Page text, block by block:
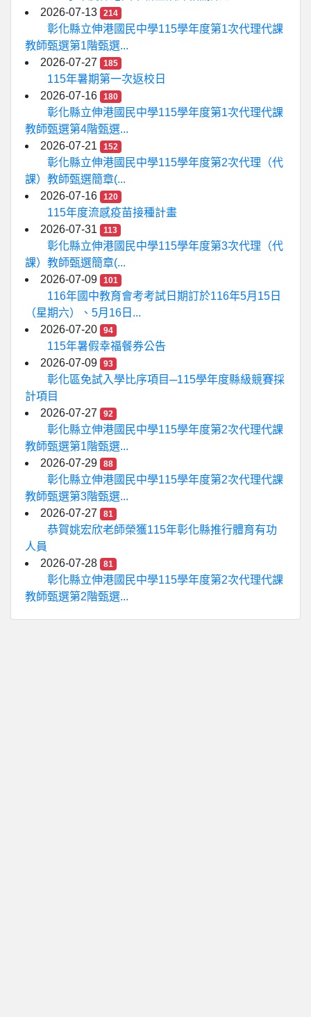
2026-07-13
214
彰化縣立伸港國民中學115學年度第1次代理代課
教師甄選第1階甄選...
2026-07-27
185
115年暑期第一次返校日
2026-07-16
180
彰化縣立伸港國民中學115學年度第1次代理代課
教師甄選第4階甄選...
2026-07-21
152
彰化縣立伸港國民中學115學年度第2次代理（代
課）教師甄選簡章(...
2026-07-16
120
115年度流感疫苗接種計畫
2026-07-31
113
彰化縣立伸港國民中學115學年度第3次代理（代
課）教師甄選簡章(...
2026-07-09
101
116年國中教育會考考試日期訂於116年5月15日
（星期六）、5月16日...
2026-07-20
94
115年暑假幸福餐券公告
2026-07-09
93
彰化區免試入學比序項目─115學年度縣級競賽採
計項目
2026-07-27
92
彰化縣立伸港國民中學115學年度第2次代理代課
教師甄選第1階甄選...
2026-07-29
88
彰化縣立伸港國民中學115學年度第2次代理代課
教師甄選第3階甄選...
2026-07-27
81
恭賀姚宏欣老師榮獲115年彰化縣推行體育有功
人員
2026-07-28
81
彰化縣立伸港國民中學115學年度第2次代理代課
教師甄選第2階甄選...